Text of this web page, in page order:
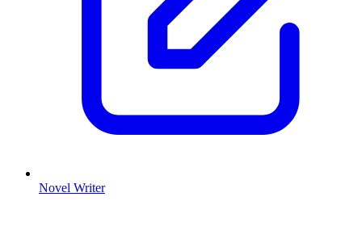
Novel Writer